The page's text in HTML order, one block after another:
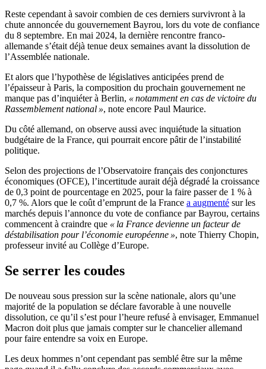
Reste cependant à savoir combien de ces derniers survivront à la
chute annoncée du gouvernement Bayrou, lors du vote de confiance
du 8 septembre. En mai 2024, la dernière rencontre franco-
allemande s’était déjà tenue deux semaines avant la dissolution de
l’Assemblée nationale.
Et alors que l’hypothèse de législatives anticipées prend de
l’épaisseur à Paris, la composition du prochain gouvernement ne
manque pas d’inquiéter à Berlin, « notamment en cas de victoire du
Rassemblement national », note encore Paul Maurice.
Du côté allemand, on observe aussi avec inquiétude la situation
budgétaire de la France, qui pourrait encore pâtir de l’instabilité
politique.
Selon des projections de l’Observatoire français des conjonctures
économiques (OFCE), l’incertitude aurait déjà dégradé la croissance
de 0,3 point de pourcentage en 2025, pour la faire passer de 1 % à
0,7 %. Alors que le coût d’emprunt de la France a augmenté sur les
marchés depuis l’annonce du vote de confiance par Bayrou, certains
commencent à craindre que « la France devienne un facteur de
déstabilisation pour l’économie européenne », note Thierry Chopin,
professeur invité au Collège d’Europe.
Se serrer les coudes
De nouveau sous pression sur la scène nationale, alors qu’une
majorité de la population se déclare favorable à une nouvelle
dissolution, ce qu’il s’est pour l’heure refusé à envisager, Emmanuel
Macron doit plus que jamais compter sur le chancelier allemand
pour faire entendre sa voix en Europe.
Les deux hommes n’ont cependant pas semblé être sur la même